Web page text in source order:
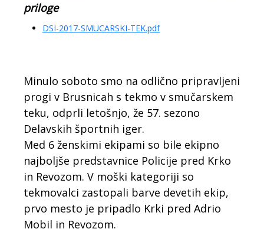
priloge
DSI-2017-SMUCARSKI-TEK.pdf
Minulo soboto smo na odlično pripravljeni
progi v Brusnicah s tekmo v smučarskem
teku, odprli letošnjo, že 57. sezono
Delavskih športnih iger.
Med 6 ženskimi ekipami so bile ekipno
najboljše predstavnice Policije pred Krko
in Revozom. V moški kategoriji so
tekmovalci zastopali barve devetih ekip,
prvo mesto je pripadlo Krki pred Adrio
Mobil in Revozom.